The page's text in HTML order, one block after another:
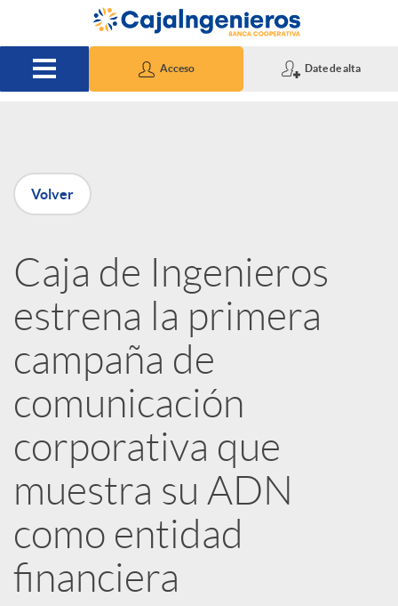
Saltar al contenido principal
Acceso Date de alta
P
u
b
l
i
c
a
d
Volver
Caja de Ingenieros
estrena la primera
campaña de
comunicación
corporativa que
muestra su ADN
como entidad
financiera